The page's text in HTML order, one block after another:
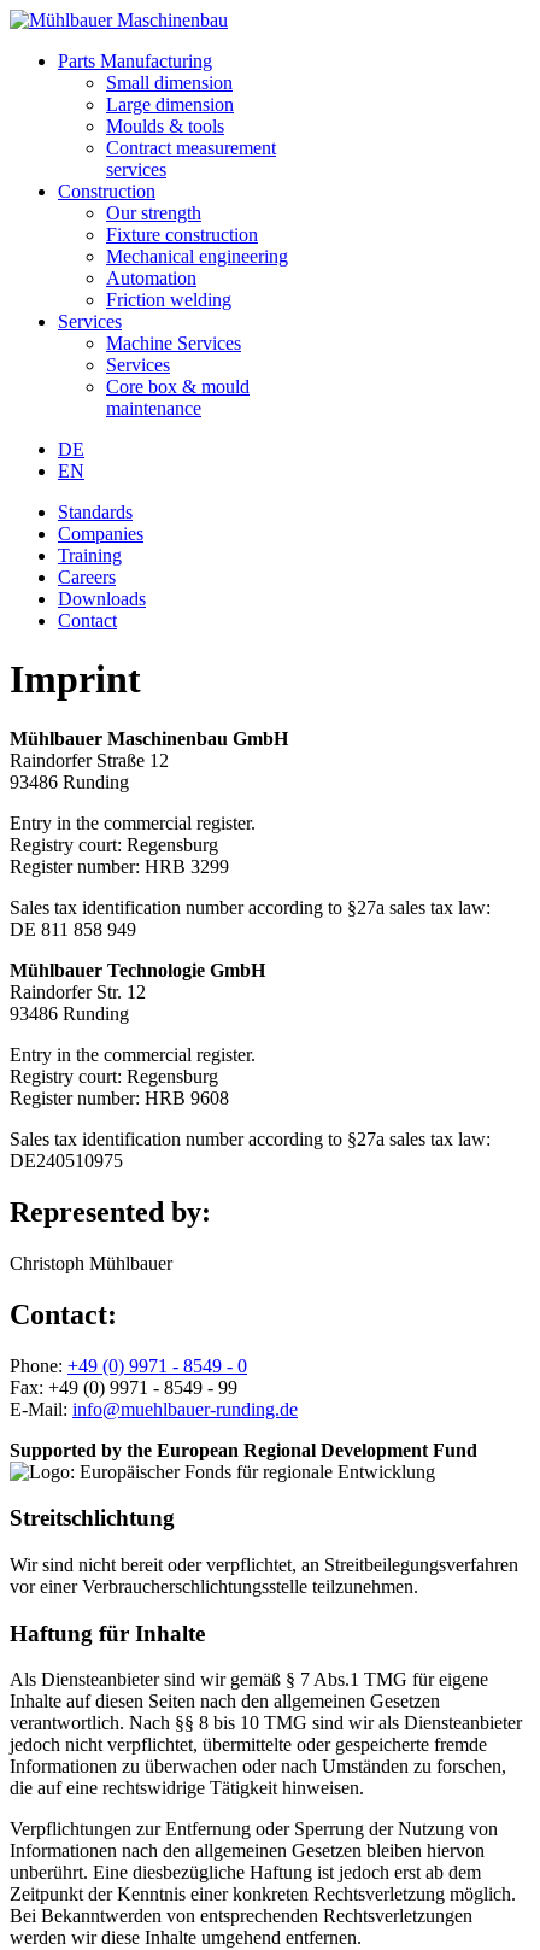
Parts Manufacturing
Small dimension
Large dimension
Moulds & tools
Contract measurement
services
Construction
Our strength
Fixture construction
Mechanical engineering
Automation
Friction welding
Services
Machine Services
Services
Core box & mould
maintenance
DE
EN
Standards
Companies
Training
Careers
Downloads
Contact
Imprint
Mühlbauer Maschinenbau GmbH
Raindorfer Straße 12
93486 Runding
Entry in the commercial register.
Registry court: Regensburg
Register number: HRB 3299
Sales tax identification number according to §27a sales tax law:
DE 811 858 949
Mühlbauer Technologie GmbH
Raindorfer Str. 12
93486 Runding
Entry in the commercial register.
Registry court: Regensburg
Register number: HRB 9608
Sales tax identification number according to §27a sales tax law:
DE240510975
Represented by:
Christoph Mühlbauer
Contact:
Phone: +49 (0) 9971 - 8549 - 0
Fax: +49 (0) 9971 - 8549 - 99
E-Mail:
Supported by the European Regional Development Fund
Streitschlichtung
Wir sind nicht bereit oder verpflichtet, an Streitbeilegungsverfahren
vor einer Verbraucherschlichtungsstelle teilzunehmen.
Haftung für Inhalte
Als Diensteanbieter sind wir gemäß § 7 Abs.1 TMG für eigene
Inhalte auf diesen Seiten nach den allgemeinen Gesetzen
verantwortlich. Nach §§ 8 bis 10 TMG sind wir als Diensteanbieter
jedoch nicht verpflichtet, übermittelte oder gespeicherte fremde
Informationen zu überwachen oder nach Umständen zu forschen,
die auf eine rechtswidrige Tätigkeit hinweisen.
Verpflichtungen zur Entfernung oder Sperrung der Nutzung von
Informationen nach den allgemeinen Gesetzen bleiben hiervon
unberührt. Eine diesbezügliche Haftung ist jedoch erst ab dem
Zeitpunkt der Kenntnis einer konkreten Rechtsverletzung möglich.
Bei Bekanntwerden von entsprechenden Rechtsverletzungen
werden wir diese Inhalte umgehend entfernen.